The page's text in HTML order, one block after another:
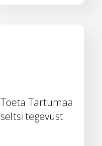
Toeta Tartumaa
seltsi tegevust